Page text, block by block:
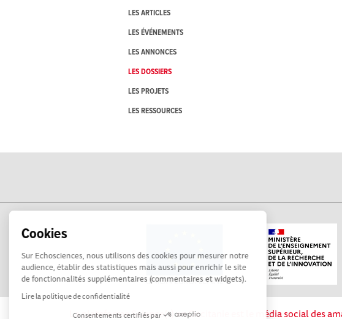
Cookies
Sur Echosciences, nous utilisons des cookies pour mesurer notre
audience, établir des statistiques mais aussi pour enrichir le site
de fonctionnalités supplémentaires (commentaires et widgets).
Lire la politique de confidentialité
Consentements certifiés par
LES ARTICLES
LES ÉVÉNEMENTS
LES ANNONCES
LES DOSSIERS
LES PROJETS
LES RESSOURCES
La plateforme Science(s) en Occitanie est le média social des